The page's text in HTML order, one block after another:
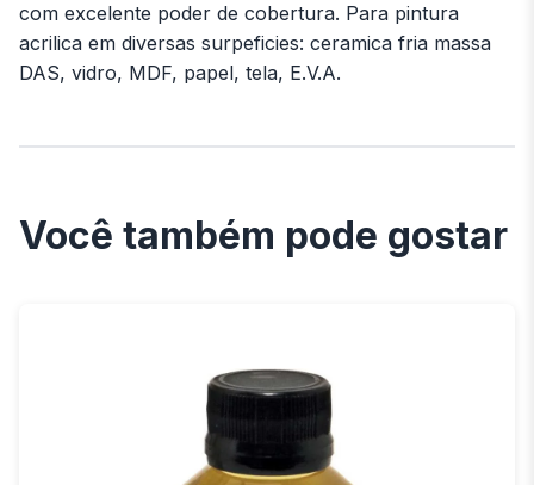
com excelente poder de cobertura. Para pintura
acrilica em diversas surpeficies: ceramica fria massa
DAS, vidro, MDF, papel, tela, E.V.A.
Você também pode gostar